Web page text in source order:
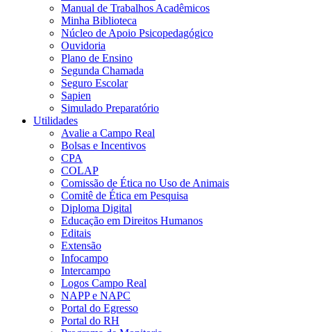
Manual de Trabalhos Acadêmicos
Minha Biblioteca
Núcleo de Apoio Psicopedagógico
Ouvidoria
Plano de Ensino
Segunda Chamada
Seguro Escolar
Sapien
Simulado Preparatório
Utilidades
Avalie a Campo Real
Bolsas e Incentivos
CPA
COLAP
Comissão de Ética no Uso de Animais
Comitê de Ética em Pesquisa
Diploma Digital
Educação em Direitos Humanos
Editais
Extensão
Infocampo
Intercampo
Logos Campo Real
NAPP e NAPC
Portal do Egresso
Portal do RH